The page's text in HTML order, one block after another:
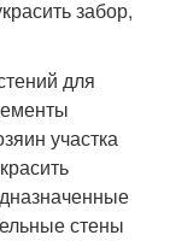
забор,
для
участка
стены